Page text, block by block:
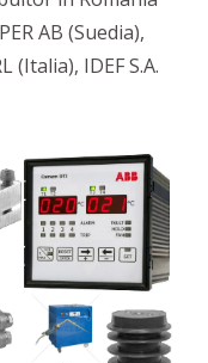
AB (Suedia),
(Italia), IDEF S.A.